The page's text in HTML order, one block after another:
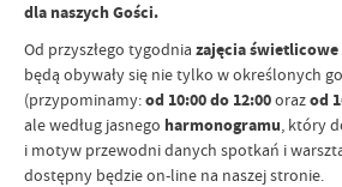
dla naszych Gości.
Od przyszłego tygodnia zajęcia świetlicowe
będą obywały się nie tylko w określonych
(przypominamy:od 10:00 do 12:00orazod
ale według jasnego harmonogramu, który
i motyw przewodni danych spotkań i
dostępny będzie on-line na naszej stronie.